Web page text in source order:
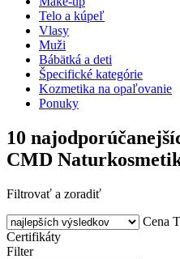
Telo a kúpeľ
Vlasy
Muži
Bábätká a deti
Špecifické kategórie
Kozmetika na opaľovanie
Ponuky
10
CMD
Filtrovať a zoradiť
Cena
Certifikáty
Filter